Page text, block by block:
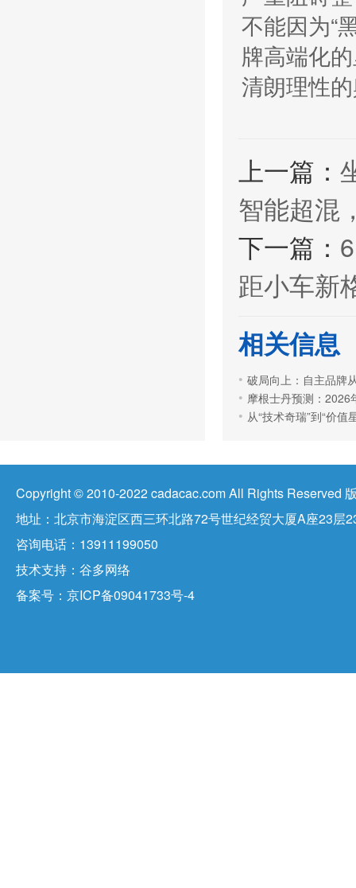
不能因为“
牌高端化
清朗理性
上一篇：
智能超混
下一篇：
距小车新
相关信息
破局向上：自主品牌
摩根士丹预测：2026
从“技术奇瑞”到“价
Copyright © 2010-2022 cadacac.com All Rights Reserved
地址：北京市海淀区西三环北路72号世纪经贸大厦A座23层
咨询电话：13911199050
技术支持： 谷多网络
备案号： 京ICP备09041733号-4